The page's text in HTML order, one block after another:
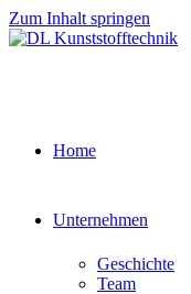
Zum Inhalt springen
Home
Unternehmen
Geschichte
Team